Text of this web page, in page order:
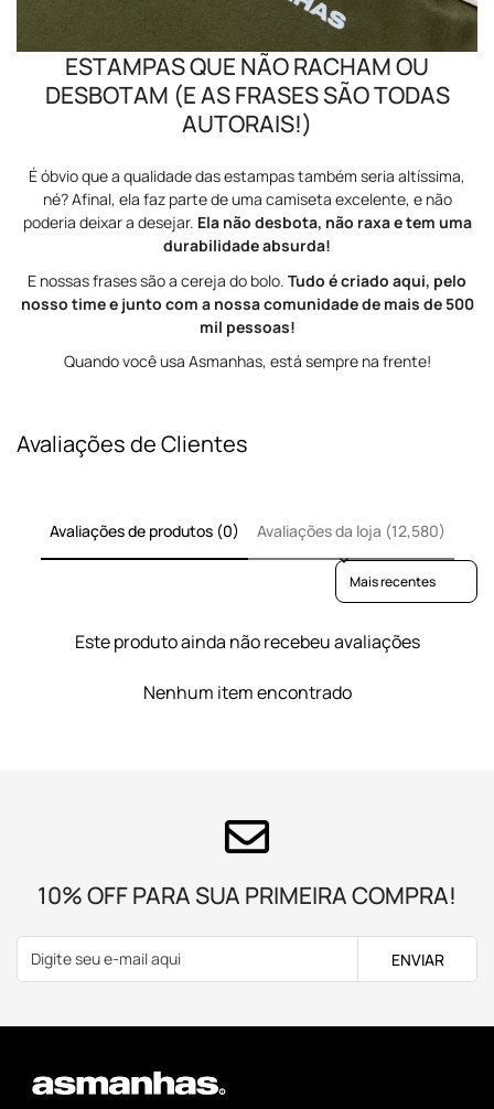
ESTAMPAS QUE NÃO RACHAM OU
DESBOTAM (E AS FRASES SÃO TODAS
AUTORAIS!)
É óbvio que a qualidade das estampas também seria altíssima,
né? Afinal, ela faz parte de uma camiseta excelente, e não
poderia deixar a desejar. Ela não desbota, não raxa e tem uma
durabilidade absurda!
E nossas frases são a cereja do bolo. Tudo é criado aqui, pelo
nosso time e junto com a nossa comunidade de mais de 500
mil pessoas!
Quando você usa Asmanhas, está sempre na frente!
Avaliações de Clientes
Avaliações de produtos (0) Avaliações da loja (12,580)
Sort reviews by
Este produto ainda não recebeu avaliações
Nenhum item encontrado
10% OFF PARA SUA PRIMEIRA COMPRA!
ENVIAR